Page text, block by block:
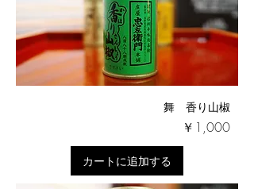
舞 香り山椒
価格
￥1,000
カートに追加する